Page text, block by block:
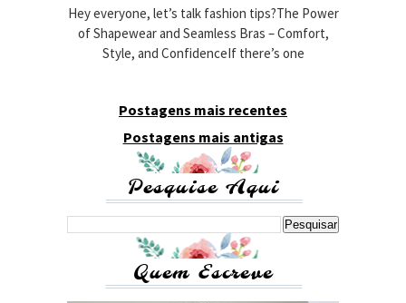
Hey everyone, let’s talk fashion tips?The Power
of Shapewear and Seamless Bras – Comfort,
Style, and ConfidenceIf there’s one
Postagens mais recentes
Postagens mais antigas
Pesquise Aqui
Quem Escreve